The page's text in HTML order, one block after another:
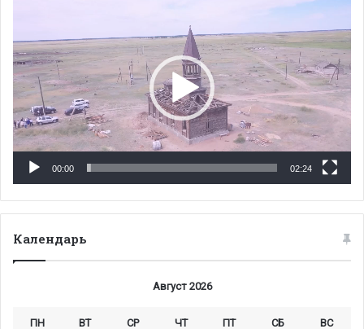
00:00 02:24
Календарь
Август 2026
ПН ВТ СР ЧТ ПТ СБ ВС